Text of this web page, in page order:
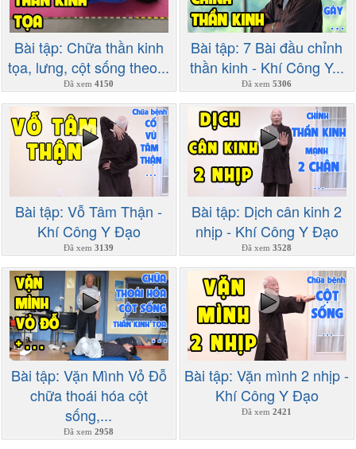
Bài tập: Chữa thần kinh
tọa, lưng, cột sống theo...
Đã xem4150
Bài tập: 7 Bài đầu chỉnh
thần kinh - Khí Công Y...
Đã xem5306
Bài tập: Vỗ Tâm Thận -
Khí Công Y Đạo
Đã xem3139
Bài tập: Dịch cân kinh 2
nhịp - Khí Công Y Đạo
Đã xem3528
Bài tập: Vặn Mình Vỏ Đỗ
chữa thoái hóa cột
sống,...
Đã xem2958
Bài tập: Vặn mình 2 nhịp -
Khí Công Y Đạo
Đã xem2421